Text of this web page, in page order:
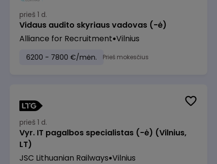
prieš 1 d.
Vidaus audito skyriaus vadovas (-ė)
Alliance for Recruitment Vilnius
6200 - 7800 €/mėn. Prieš mokesčius
prieš 1 d.
Vyr. IT pagalbos specialistas (-ė) (Vilnius,
LT)
JSC Lithuanian Railways Vilnius